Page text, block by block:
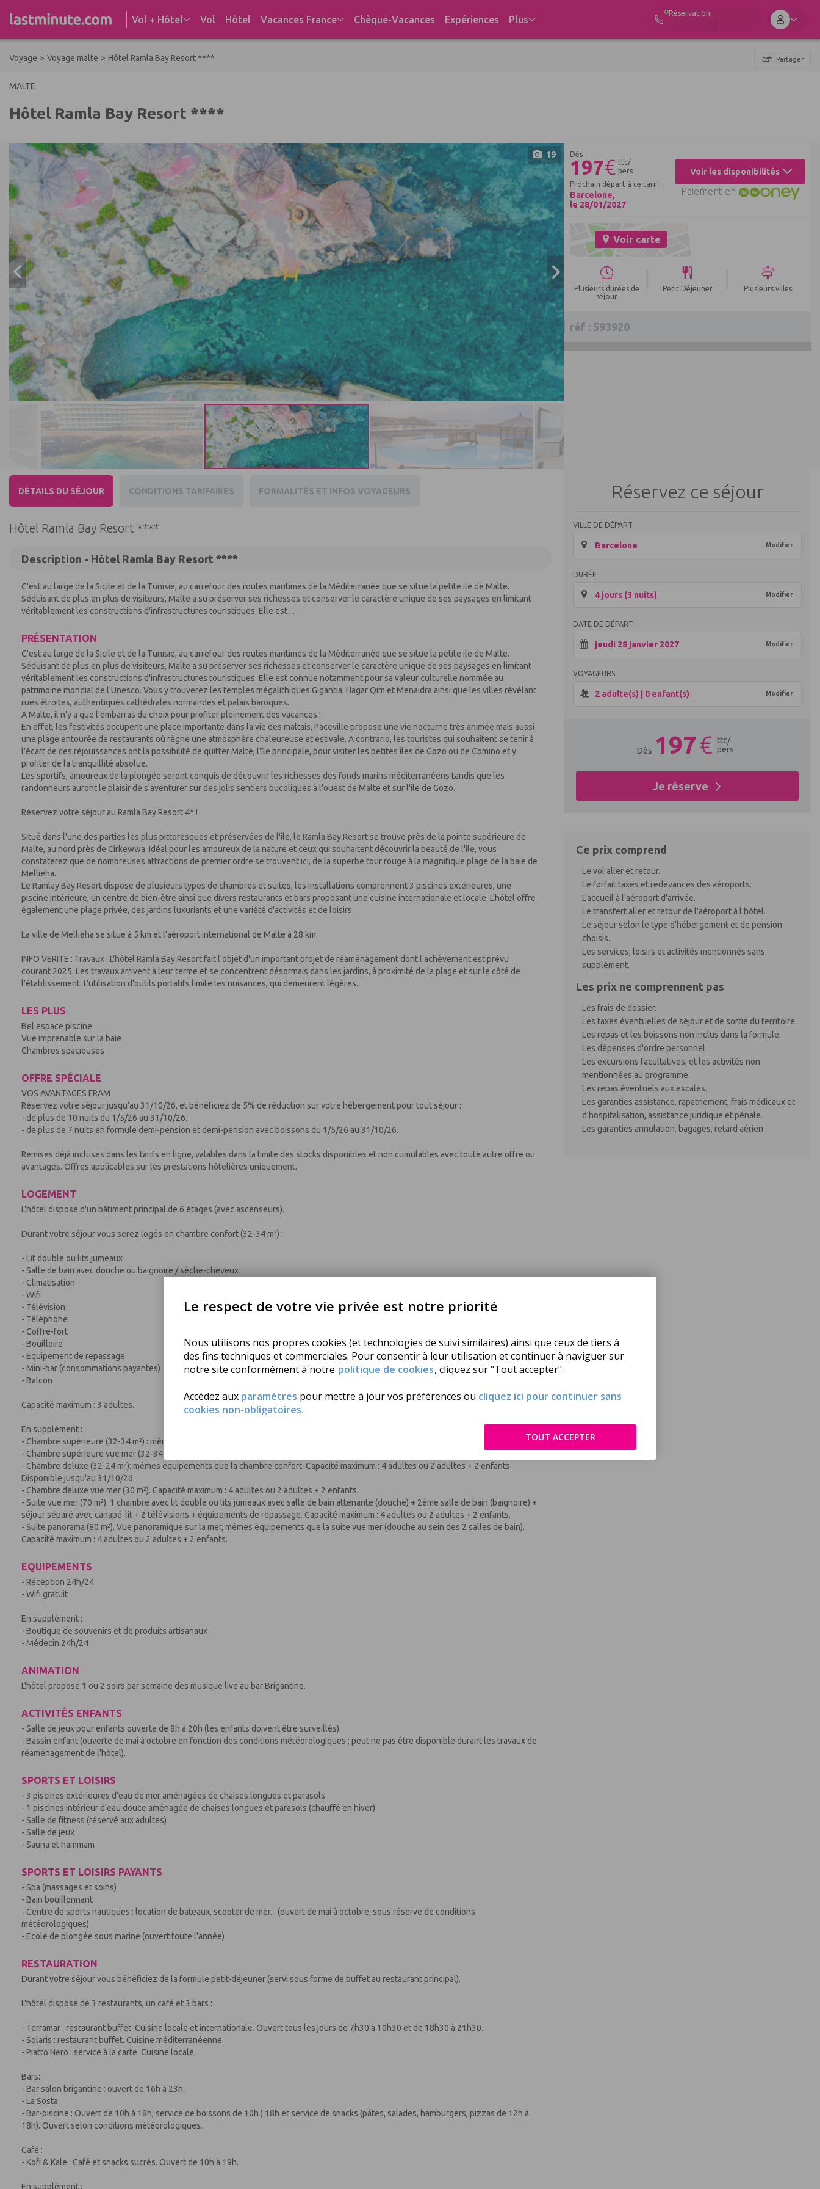
Le respect de votre vie privée est notre priorité
Nous utilisons nos propres cookies (et technologies de suivi similaires) ainsi que ceux de tiers à
des fins techniques et commerciales. Pour consentir à leur utilisation et continuer à naviguer sur
notre site conformément à notre politique de cookies, cliquez sur "Tout accepter".
Accédez aux paramètres pour mettre à jour vos préférences ou cliquez ici pour continuer sans
cookies non-obligatoires.
TOUT ACCEPTER
Vol + Hôtel Vol Hôtel Vacances France Chèque-Vacances Expériences Plus
Réservation
Voyage > Voyage malte > Hôtel Ramla Bay Resort ****
MALTE
Hôtel Ramla Bay Resort ****
Partager
19 Dès
197€ ttc/
pers
Prochain départ à ce tarif :
Barcelone,
le 28/01/2027
Voir les disponibilités
Paiement en
Voir carte
Plusieurs durées de
séjour
Petit Déjeuner Plusieurs villes
réf : 593920
DÉTAILS DU SÉJOUR CONDITIONS TARIFAIRES FORMALITÉS ET INFOS VOYAGEURS
Hôtel Ramla Bay Resort ****
Description - Hôtel Ramla Bay Resort ****
C'est au large de la Sicile et de la Tunisie, au carrefour des routes maritimes de la Méditerranée que se situe la petite ile de Malte.
Séduisant de plus en plus de visiteurs, Malte a su préserver ses richesses et conserver le caractère unique de ses paysages en limitant
véritablement les constructions d'infrastructures touristiques. Elle est ...
PRÉSENTATION
C'est au large de la Sicile et de la Tunisie, au carrefour des routes maritimes de la Méditerranée que se situe la petite ile de Malte.
Séduisant de plus en plus de visiteurs, Malte a su préserver ses richesses et conserver le caractère unique de ses paysages en limitant
véritablement les constructions d'infrastructures touristiques. Elle est connue notamment pour sa valeur culturelle nommée au
patrimoine mondial de l'Unesco. Vous y trouverez les temples mégalithiques Gigantia, Hagar Qim et Menaidra ainsi que les villes révélant
rues étroites, authentiques cathédrales normandes et palais baroques.
A Malte, il n'y a que l'embarras du choix pour profiter pleinement des vacances !
En effet, les festivités occupent une place importante dans la vie des maltais, Paceville propose une vie nocturne très animée mais aussi
une plage entourée de restaurants où règne une atmosphère chaleureuse et estivale. A contrario, les touristes qui souhaitent se tenir à
l'écart de ces réjouissances ont la possibilité de quitter Malte, l'île principale, pour visiter les petites îles de Gozo ou de Comino et y
profiter de la tranquillité absolue.
Les sportifs, amoureux de la plongée seront conquis de découvrir les richesses des fonds marins méditerranéens tandis que les
randonneurs auront le plaisir de s'aventurer sur des jolis sentiers bucoliques à l'ouest de Malte et sur l'ile de Gozo.
Réservez votre séjour au Ramla Bay Resort 4* !
Situé dans l'une des parties les plus pittoresques et préservées de l'île, le Ramla Bay Resort se trouve près de la pointe supérieure de
Malte, au nord près de Cirkewwa. Idéal pour les amoureux de la nature et ceux qui souhaitent découvrir la beauté de l'île, vous
constaterez que de nombreuses attractions de premier ordre se trouvent ici, de la superbe tour rouge à la magnifique plage de la baie de
Mellieha.
Le Ramlay Bay Resort dispose de plusieurs types de chambres et suites, les installations comprennent 3 piscines extérieures, une
piscine intérieure, un centre de bien-être ainsi que divers restaurants et bars proposant une cuisine internationale et locale. L'hôtel offre
également une plage privée, des jardins luxuriants et une variété d'activités et de loisirs.
La ville de Mellieha se situe à 5 km et l'aéroport international de Malte à 28 km.
INFO VERITE : Travaux : L'hôtel Ramla Bay Resort fait l'objet d'un important projet de réaménagement dont l'achèvement est prévu
courant 2025. Les travaux arrivent à leur terme et se concentrent désormais dans les jardins, à proximité de la plage et sur le côté de
l'établissement. L'utilisation d'outils portatifs limite les nuisances, qui demeurent légères.
LES PLUS
Bel espace piscine
Vue imprenable sur la baie
Chambres spacieuses
OFFRE SPÉCIALE
VOS AVANTAGES FRAM
Réservez votre séjour jusqu'au 31/10/26, et bénéficiez de 5% de réduction sur votre hébergement pour tout séjour :
- de plus de 10 nuits du 1/5/26 au 31/10/26.
- de plus de 7 nuits en formule demi-pension et demi-pension avec boissons du 1/5/26 au 31/10/26.
Remises déjà incluses dans les tarifs en ligne, valables dans la limite des stocks disponibles et non cumulables avec toute autre offre ou
avantages. Offres applicables sur les prestations hôtelières uniquement.
LOGEMENT
L'hôtel dispose d'un bâtiment principal de 6 étages (avec ascenseurs).
Durant votre séjour vous serez logés en chambre confort (32-34 m²) :
- Lit double ou lits jumeaux
- Salle de bain avec douche ou baignoire / sèche-cheveux
- Climatisation
- Wifi
- Télévision
- Téléphone
- Coffre-fort
- Bouilloire
- Equipement de repassage
- Mini-bar (consommations payantes)
- Balcon
Capacité maximum : 3 adultes.
En supplément :
- Chambre supérieure (32-34 m²) : mêmes équipements que la chambre confort. Capacité maximum : 4 adultes ou 2 adultes + 2 enfants.
- Chambre supérieure vue mer (32-34 m²). Capacité maximum : 4 adultes ou 2 adultes + 2 enfants.
- Chambre deluxe (32-24 m²): mêmes équipements que la chambre confort. Capacité maximum : 4 adultes ou 2 adultes + 2 enfants.
Disponible jusqu'au 31/10/26
- Chambre deluxe vue mer (30 m²). Capacité maximum : 4 adultes ou 2 adultes + 2 enfants.
- Suite vue mer (70 m²). 1 chambre avec lit double ou lits jumeaux avec salle de bain attenante (douche) + 2ème salle de bain (baignoire) +
séjour séparé avec canapé-lit + 2 télévisions + équipements de repassage. Capacité maximum : 4 adultes ou 2 adultes + 2 enfants.
- Suite panorama (80 m²). Vue panoramique sur la mer, mêmes équipements que la suite vue mer (douche au sein des 2 salles de bain).
Capacité maximum : 4 adultes ou 2 adultes + 2 enfants.
EQUIPEMENTS
- Réception 24h/24
- Wifi gratuit
En supplément :
- Boutique de souvenirs et de produits artisanaux
- Médecin 24h/24
ANIMATION
L'hôtel propose 1 ou 2 soirs par semaine des musique live au bar Brigantine.
ACTIVITÉS ENFANTS
- Salle de jeux pour enfants ouverte de 8h à 20h (les enfants doivent être surveillés).
- Bassin enfant (ouverte de mai à octobre en fonction des conditions météorologiques ; peut ne pas être disponible durant les travaux de
réaménagement de l'hôtel).
SPORTS ET LOISIRS
- 3 piscines extérieures d'eau de mer aménagées de chaises longues et parasols
- 1 piscines intérieur d'eau douce aménagée de chaises longues et parasols (chauffé en hiver)
- Salle de fitness (réservé aux adultes)
- Salle de jeux
- Sauna et hammam
SPORTS ET LOISIRS PAYANTS
- Spa (massages et soins)
- Bain bouillonnant
- Centre de sports nautiques : location de bateaux, scooter de mer... (ouvert de mai à octobre, sous réserve de conditions
météorologiques)
- Ecole de plongée sous marine (ouvert toute l'année)
RESTAURATION
Durant votre séjour vous bénéficiez de la formule petit-déjeuner (servi sous forme de buffet au restaurant principal).
L'hôtel dispose de 3 restaurants, un café et 3 bars :
- Terramar : restaurant buffet. Cuisine locale et internationale. Ouvert tous les jours de 7h30 à 10h30 et de 18h30 à 21h30.
- Solaris : restaurant buffet. Cuisine méditerranéenne.
- Piatto Nero : service à la carte. Cuisine locale.
Bars:
- Bar salon brigantine : ouvert de 16h à 23h.
- La Sosta
- Bar-piscine : Ouvert de 10h à 18h, service de boissons de 10h ) 18h et service de snacks (pâtes, salades, hamburgers, pizzas de 12h à
18h). Ouvert selon conditions météorologiques.
Café :
- Kofi & Kale : Café et snacks sucrés. Ouvert de 10h à 19h.
En supplément :
Réservez ce séjour
VILLE DE DÉPART
Barcelone Modifier
DURÉE
4 jours (3 nuits) Modifier
DATE DE DÉPART
jeudi 28 janvier 2027 Modifier
VOYAGEURS
2 adulte(s) | 0 enfant(s) Modifier
Dès 197€ ttc/
pers
Je réserve
Ce prix comprend
Le vol aller et retour.
Le forfait taxes et redevances des aéroports.
L'accueil à l'aéroport d'arrivée.
Le transfert aller et retour de l'aéroport à l'hôtel.
Le séjour selon le type d'hébergement et de pension
choisis.
Les services, loisirs et activités mentionnés sans
supplément.
Les prix ne comprennent pas
Les frais de dossier.
Les taxes éventuelles de séjour et de sortie du territoire.
Les repas et les boissons non inclus dans la formule.
Les dépenses d'ordre personnel
Les excursions facultatives, et les activités non
mentionnées au programme.
Les repas éventuels aux escales.
Les garanties assistance, rapatriement, frais médicaux et
d'hospitalisation, assistance juridique et pénale.
Les garanties annulation, bagages, retard aérien